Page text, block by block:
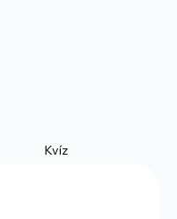
Kvíz